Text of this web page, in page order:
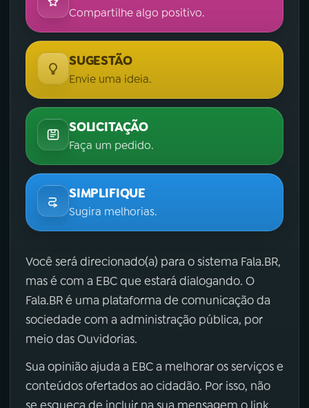
Compartilhe algo positivo.
SUGESTÃO
Envie uma ideia.
SOLICITAÇÃO
Faça um pedido.
SIMPLIFIQUE
Sugira melhorias.
Você será direcionado(a) para o sistema Fala.BR,
mas é com a EBC que estará dialogando. O
Fala.BR é uma plataforma de comunicação da
sociedade com a administração pública, por
meio das Ouvidorias.
Sua opinião ajuda a EBC a melhorar os serviços e
conteúdos ofertados ao cidadão. Por isso, não
se esqueça de incluir na sua mensagem o link